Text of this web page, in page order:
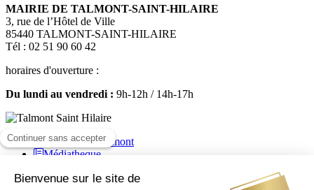
MAIRIE DE TALMONT-SAINT-HILAIRE
3, rue de l’Hôtel de Ville
85440 TALMONT-SAINT-HILAIRE
Tél : 02 51 90 60 42
horaires d'ouverture :
Du lundi au vendredi : 9h-12h / 14h-17h
Médiatheque